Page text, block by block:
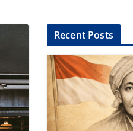
Recent Posts